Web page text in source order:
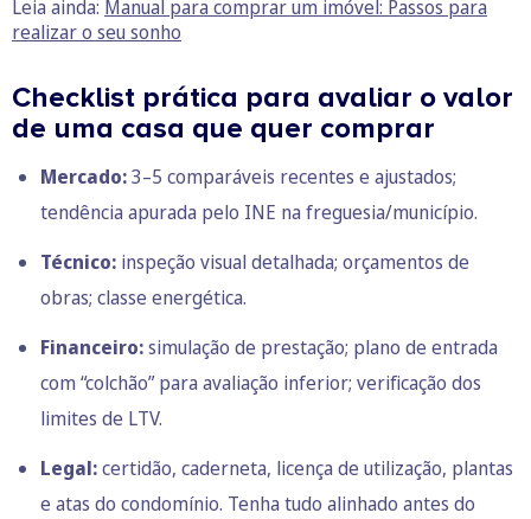
Leia ainda: Manual para comprar um imóvel: Passos para
realizar o seu sonho
Checklist prática para avaliar o valor
de uma casa que quer comprar
Mercado:3–5 comparáveis recentes e ajustados;
tendência apurada pelo INE na freguesia/município.
Técnico: inspeção visual detalhada; orçamentos de
obras; classe energética.
Financeiro:simulação de prestação; plano de entrada
com “colchão” para avaliação inferior; verificação dos
limites de LTV.
Legal:certidão, caderneta, licença de utilização, plantas
e atas do condomínio. Tenha tudo alinhado antes do